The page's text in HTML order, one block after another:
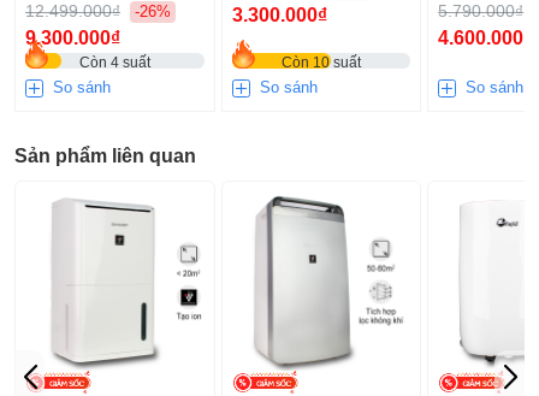
máy hút ẩm, màn hình hiển thị trực quan, đa chức năng và dễ
dàng sử dụng. Máy có chức năng hẹn giờ từ 1-24 giờ rất tiện
lợi, giúp người dùng chủ động được thời gian.
Ngoài ra, máy hút ẩm gia đình Fujihome DH12NEW còn được
trang bị khóa trẻ em đảm bảo an toàn khi sử dụng, phù hợp
cho các gia đình có trẻ nhỏ.
Nhiều chức năng tiện dụng
12.499.000₫
-26%
9.300.000₫
Còn 4 suất
So sánh
3.300.000₫
Còn 10 suất
So sánh
5.790.000₫
4.600.000₫
So sánh
Sản phẩm liên quan